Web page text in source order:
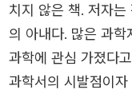
스모스’로 이르는 또
은 사랑처럼 그런 초
나 되어 온전하게 살
다. 과학이 자연에 접
치지 않은 책. 저자는
의 아내다. 많은 과학
과학에 관심 가졌다
과학서의 시발점이